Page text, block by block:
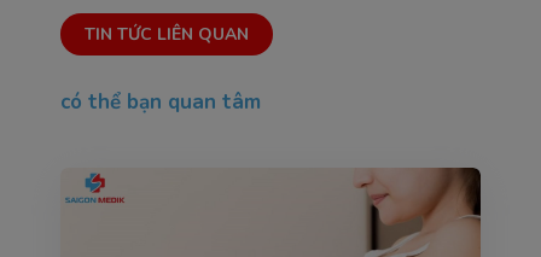
TIN TỨC LIÊN QUAN
có thể bạn quan tâm